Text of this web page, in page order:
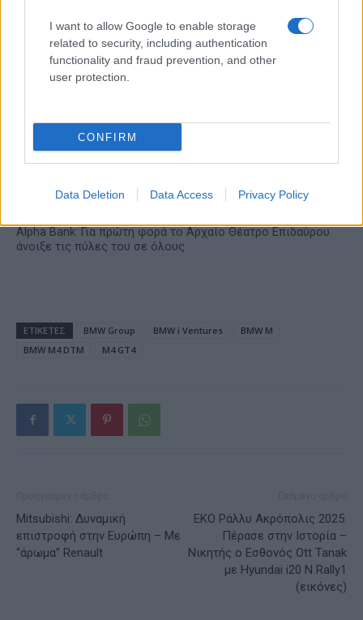
I want to allow Google to enable storage
related to security, including authentication
functionality and fraud prevention, and other
user protection.
CONFIRM
Data Deletion Data Access Privacy Policy
δεικτών FTSE4Good
Alpha Bank: Για πρώτη φορά το Αρχαίο Θέατρο Επιδαύρου
άνοιξε τις πύλες του σε όλους
ΕΤΙΚΕΤΕΣ BMW Group BMW i Ventures
BMW M
BMW M4 DTM
M4 GT4
Mitsubishi: Δυναμική
επιστροφή στην Ευρώπη – Με
“άρωμα” Renault
ΕΚΟ Ράλλυ Ακρόπολις 2025:
Πέρασε στην Ιστορία –
Νικητής ο Εσθονός Ott Tanak
με Hyundai i20 N Rally1
(εικόνες)